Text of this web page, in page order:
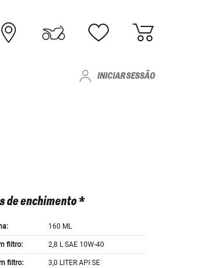
INICIAR SESSÃO
de enchimento *
160 ML
filtro: 2,8 L SAE 10W-40
filtro: 3,0 LITER API SE